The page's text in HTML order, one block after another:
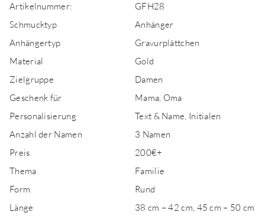
Artikelnummer:
GFH28
Schmucktyp
Anhänger
Anhängertyp
Gravurplättchen
Material
Gold
Zielgruppe
Damen
Geschenk für
Mama, Oma
Personalisierung
Text & Name, Initialen
Anzahl der Namen
3 Namen
Preis
200€+
Thema
Familie
Form
Rund
Länge
38 cm – 42 cm, 45 cm – 50 cm